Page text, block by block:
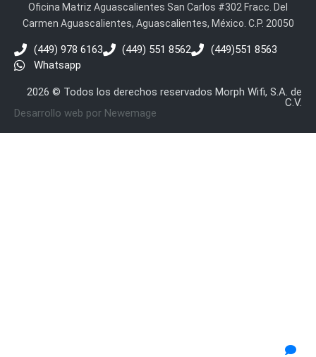
Oficina Matriz Aguascalientes San Carlos #302 Fracc. Del
Carmen Aguascalientes, Aguascalientes, México. C.P. 20050
(449) 978 6163 (449) 551 8562
(449)551 8563
Whatsapp
2026 © Todos los derechos reservados Morph Wifi, S.A. de
C.V.
Desarrollo web por Newemage